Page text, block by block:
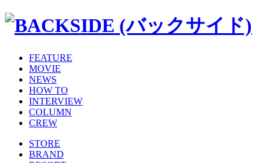
FEATURE
MOVIE
NEWS
HOW TO
INTERVIEW
COLUMN
CREW
STORE
BRAND